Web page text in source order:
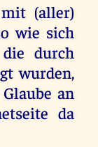
(aller)
wie sich
durch
wurden,
an
da